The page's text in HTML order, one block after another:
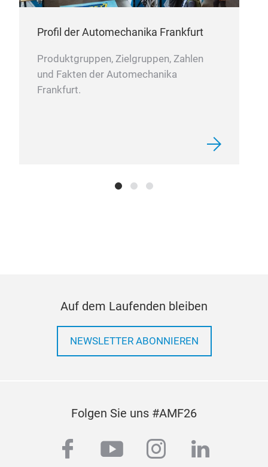
Profil der Automechanika Frankfurt
Produktgruppen, Zielgruppen, Zahlen
und Fakten der Automechanika
Frankfurt.
Auf dem Laufenden bleiben
NEWSLETTER ABONNIEREN
Folgen Sie uns #AMF26
facebook
youtubeinstagram
linkedin